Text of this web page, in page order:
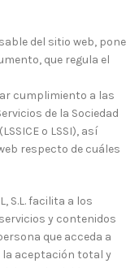
del sitio web, pone
que regula el
cumplimiento a las
de la Sociedad
o LSSI), así
respecto de cuáles
S.L. facilita a los
y contenidos
que acceda a
la aceptación total y